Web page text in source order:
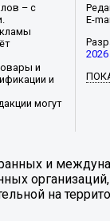
– с
и
и
могут
E-
2026
и
на